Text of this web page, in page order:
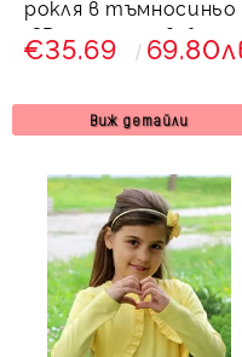
рокля в тъмносиньо
3D пеперуди в бяло
болеро в
€35.69
Виж детайли